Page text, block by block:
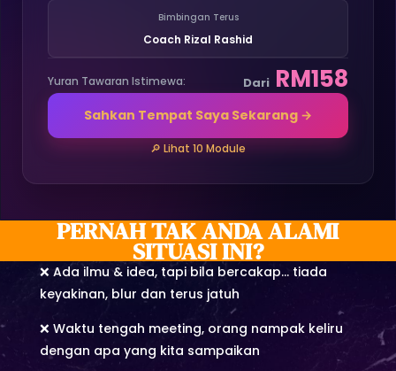
Bimbingan Terus
Coach Rizal Rashid
Yuran Tawaran Istimewa: Dari RM158
Sahkan Tempat Saya Sekarang →
🔎 Lihat 10 Module
PERNAH TAK ANDA ALAMI
SITUASI INI?
❌ Ada ilmu & idea, tapi bila bercakap… tiada
keyakinan, blur dan terus jatuh
❌ Waktu tengah meeting, orang nampak keliru
dengan apa yang kita sampaikan